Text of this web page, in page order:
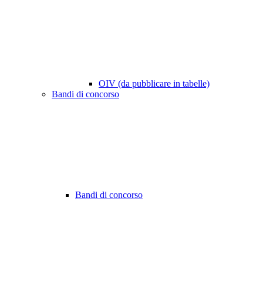
OIV (da pubblicare in tabelle)
Bandi di concorso
Bandi di concorso